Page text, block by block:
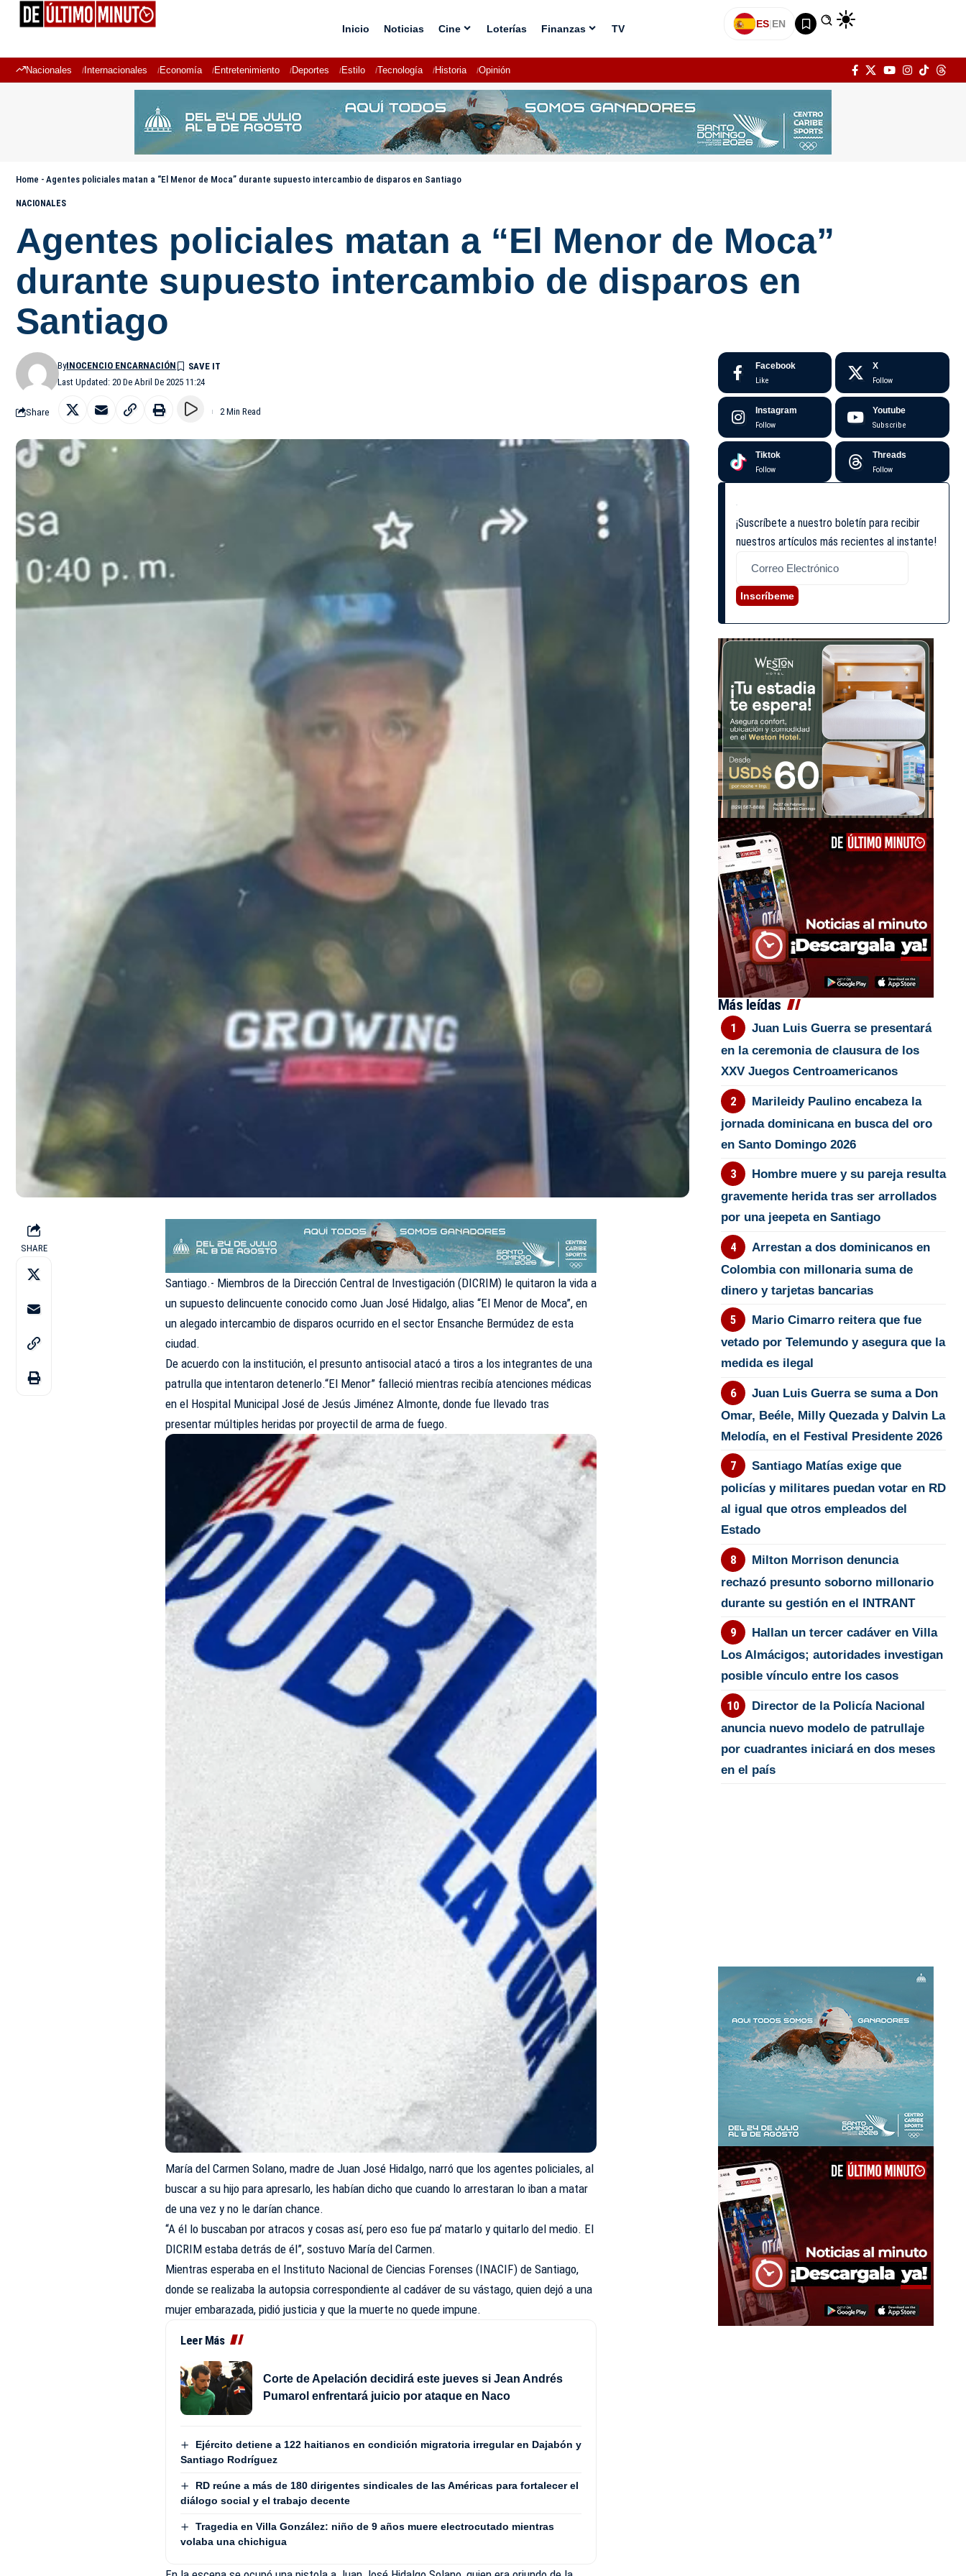
Inicio Noticias Cine Loterías Finanzas TV ES|EN
Nacionales Internacionales Economía Entretenimiento Deportes Estilo Tecnología Historia Opinión
Home - Agentes policiales matan a “El Menor de Moca” durante supuesto intercambio de disparos en Santiago
NACIONALES
Agentes policiales matan a “El Menor de Moca”
durante supuesto intercambio de disparos en
Santiago
Last Updated: 20 De Abril De 2025 11:24
ByINOCENCIO ENCARNACIÓN
Share 2 Min Read
SHARE
Santiago.- Miembros de la Dirección Central de Investigación (DICRIM) le quitaron la vida a
un supuesto delincuente conocido como Juan José Hidalgo, alias “El Menor de Moca”, en
un alegado intercambio de disparos ocurrido en el sector Ensanche Bermúdez de esta
ciudad.
De acuerdo con la institución, el presunto antisocial atacó a tiros a los integrantes de una
patrulla que intentaron detenerlo.“El Menor” falleció mientras recibía atenciones médicas
en el Hospital Municipal José de Jesús Jiménez Almonte, donde fue llevado tras
presentar múltiples heridas por proyectil de arma de fuego.
María del Carmen Solano, madre de Juan José Hidalgo, narró que los agentes policiales, al
buscar a su hijo para apresarlo, les habían dicho que cuando lo arrestaran lo iban a matar
de una vez y no le darían chance.
“A él lo buscaban por atracos y cosas así, pero eso fue pa’ matarlo y quitarlo del medio. El
DICRIM estaba detrás de él”, sostuvo María del Carmen.
Mientras esperaba en el Instituto Nacional de Ciencias Forenses (INACIF) de Santiago,
donde se realizaba la autopsia correspondiente al cadáver de su vástago, quien dejó a una
mujer embarazada, pidió justicia y que la muerte no quede impune.
Leer Más
Corte de Apelación decidirá este jueves si Jean Andrés
Pumarol enfrentará juicio por ataque en Naco
Ejército detiene a 122 haitianos en condición migratoria irregular en Dajabón y
Santiago Rodríguez
RD reúne a más de 180 dirigentes sindicales de las Américas para fortalecer el
diálogo social y el trabajo decente
Tragedia en Villa González: niño de 9 años muere electrocutado mientras
volaba una chichigua
Facebook
Like
X
Follow
Instagram
Follow
Youtube
Subscribe
Tiktok
Follow
Threads
Follow
¡Suscríbete a nuestro boletín para recibir
nuestros artículos más recientes al instante!
Inscríbeme
Más leídas
Juan Luis Guerra se presentará
en la ceremonia de clausura de los
XXV Juegos Centroamericanos
Marileidy Paulino encabeza la
jornada dominicana en busca del oro
en Santo Domingo 2026
Hombre muere y su pareja resulta
gravemente herida tras ser arrollados
por una jeepeta en Santiago
Arrestan a dos dominicanos en
Colombia con millonaria suma de
dinero y tarjetas bancarias
Mario Cimarro reitera que fue
vetado por Telemundo y asegura que la
medida es ilegal
Juan Luis Guerra se suma a Don
Omar, Beéle, Milly Quezada y Dalvin La
Melodía, en el Festival Presidente 2026
Santiago Matías exige que
policías y militares puedan votar en RD
al igual que otros empleados del
Estado
Milton Morrison denuncia
rechazó presunto soborno millonario
durante su gestión en el INTRANT
Hallan un tercer cadáver en Villa
Los Almácigos; autoridades investigan
posible vínculo entre los casos
Director de la Policía Nacional
anuncia nuevo modelo de patrullaje
por cuadrantes iniciará en dos meses
en el país